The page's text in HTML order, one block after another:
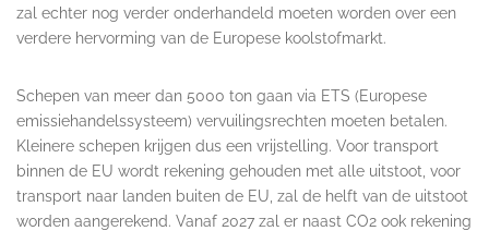
zal echter nog verder onderhandeld moeten worden over een
verdere hervorming van de Europese koolstofmarkt.
Schepen van meer dan 5000 ton gaan via ETS (Europese
emissiehandelssysteem) vervuilingsrechten moeten betalen.
Kleinere schepen krijgen dus een vrijstelling. Voor transport
binnen de EU wordt rekening gehouden met alle uitstoot, voor
transport naar landen buiten de EU, zal de helft van de uitstoot
worden aangerekend. Vanaf 2027 zal er naast CO2 ook rekening